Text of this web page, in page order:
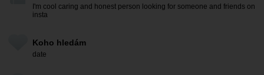
I'm cool caring and honest person looking for someone and friends on
insta
Koho hledám
date